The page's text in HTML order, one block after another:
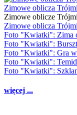
Zimowe oblicza
Zimowe oblicze
Zimowe oblicza
Foto "Kwiatki": Zima
Foto "Kwiatki":
Foto "Kwiatki": Gra
Foto "Kwiatki":
Foto "Kwiatki":
więcej ...